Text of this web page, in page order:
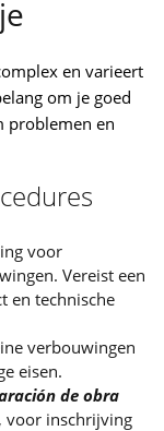
en varieert
om je goed
problemen en
voor
Vereist een
en technische
verbouwingen
eisen.
de obra
voor inschrijving